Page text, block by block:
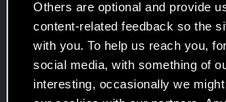
Others are optional and provide
content-related feedback so the
with you. To help us reach you,
social media, with something of
interesting, occasionally we
już dostępne!with
Dodatek Wiedźmiń 3: Dziki Gon —
w 2027, ale już dziś możecie pobrać
która...
May 28, 2026